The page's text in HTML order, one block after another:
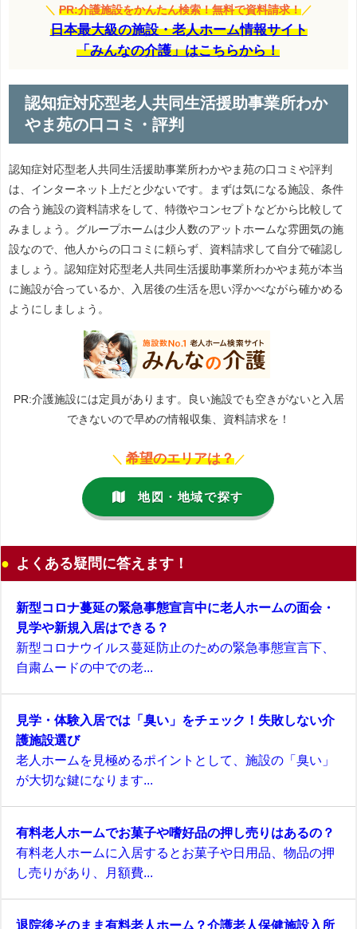
＼ PR:介護施設をかんたん検索！無料で資料請求！ ／
日本最大級の施設・老人ホーム情報サイト
「みんなの介護」はこちらから！
認知症対応型老人共同生活援助事業所わか
やま苑の口コミ・評判
認知症対応型老人共同生活援助事業所わかやま苑の口コミや評判
は、インターネット上だと少ないです。まずは気になる施設、条件
の合う施設の資料請求をして、特徴やコンセプトなどから比較して
みましょう。グループホームは少人数のアットホームな雰囲気の施
設なので、他人からの口コミに頼らず、資料請求して自分で確認し
ましょう。認知症対応型老人共同生活援助事業所わかやま苑が本当
に施設が合っているか、入居後の生活を思い浮かべながら確かめる
ようにしましょう。
PR:介護施設には定員があります。良い施設でも空きがないと入居
できないので早めの情報収集、資料請求を！
＼ 希望のエリアは？ ／
地図・地域で探す
よくある疑問に答えます！
新型コロナ蔓延の緊急事態宣言中に老人ホームの面会・
見学や新規入居はできる？
新型コロナウイルス蔓延防止のための緊急事態宣言下、
自粛ムードの中での老...
見学・体験入居では「臭い」をチェック！失敗しない介
護施設選び
老人ホームを見極めるポイントとして、施設の「臭い」
が大切な鍵になります...
有料老人ホームでお菓子や嗜好品の押し売りはあるの？
有料老人ホームに入居するとお菓子や日用品、物品の押
し売りがあり、月額費...
退院後そのまま有料老人ホーム？介護老人保健施設入所